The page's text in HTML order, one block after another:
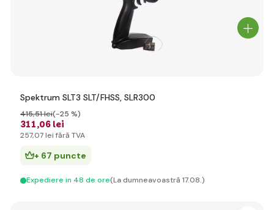
Spektrum SLT3 SLT/FHSS, SLR300
311,06 lei
415,51 lei(-25 %)
257,07 lei fără TVA
+ 67 puncte
Expediere in 48 de ore(La dumneavoastră 17.08.)